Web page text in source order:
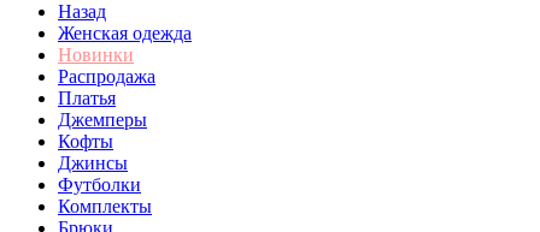
Назад
Женская одежда
Новинки
Распродажа
Платья
Джемперы
Кофты
Джинсы
Футболки
Комплекты
Брюки